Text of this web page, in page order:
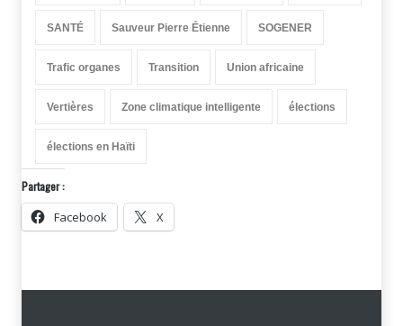
SANTÉ Sauveur Pierre Étienne SOGENER
Trafic organes Transition Union africaine
Vertières Zone climatique intelligente élections
élections en Haïti
Partager :
Facebook X